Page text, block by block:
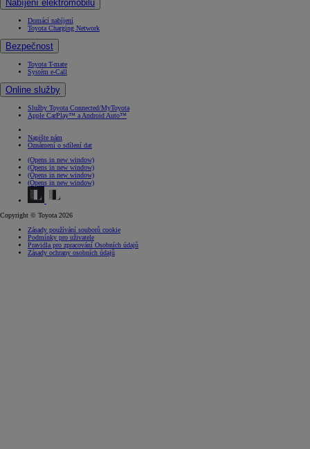
Nabíjení elektromobilu
Domácí nabíjení
Toyota Charging Network
Bezpečnost
Toyota T-mate
Systém e-Call
Online služby
Služby Toyota Connected/MyToyota
Apple CarPlay™ a Android Auto™
Napište nám
Oznámení o sdílení dat
(Opens in new window)
(Opens in new window)
(Opens in new window)
(Opens in new window)
Copyright © Toyota 2026
Zásady používání souborů cookie
Podmínky pro uživatele
Pravidla pro zpracování Osobních údajů
Zásady ochrany osobních údajů